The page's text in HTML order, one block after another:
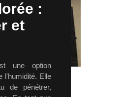
:
et
une option
l'humidité. Elle
de pénétrer,